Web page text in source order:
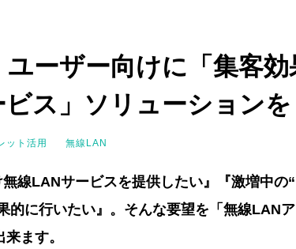
ユーザー向けに「集客
ス」ソリューションを
ット活用 無線LAN
無線LANサービスを提供したい』『激増中の
的に行いたい』。そんな要望を「無線LAN
ます。